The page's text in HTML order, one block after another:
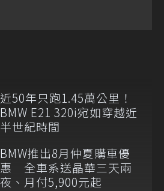
近50年只跑1.45萬公里！
BMW E21 320i宛如穿越近
半世紀時間
BMW推出8月仲夏購車優
惠 全車系送晶華三天兩
夜、月付5,900元起